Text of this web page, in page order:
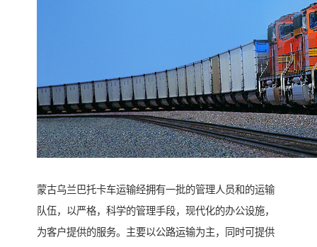
蒙古乌兰巴托卡车运输经拥有一批的管理人员和的运输
队伍，以严格，科学的管理手段，现代化的办公设施，
为客户提供的服务。主要以公路运输为主，同时可提供